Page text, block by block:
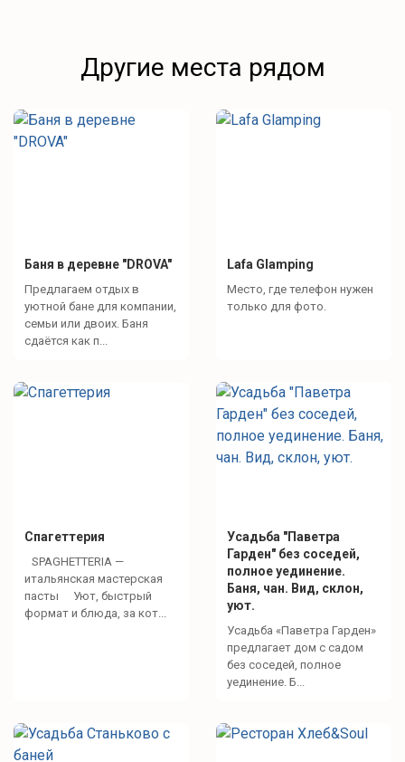
Другие места рядом
Баня в деревне "DROVA"
Предлагаем отдых в
уютной бане для компании,
семьи или двоих. Баня
сдаётся как п...
Lafa Glamping
Место, где телефон нужен
только для фото.
Спагеттерия
SPAGHETTERIA —
итальянская мастерская
пасты Уют, быстрый
формат и блюда, за кот...
Усадьба "Паветра
Гарден" без соседей,
полное уединение.
Баня, чан. Вид, склон,
уют.
Усадьба «Паветра Гарден»
предлагает дом с садом
без соседей, полное
уединение. Б...